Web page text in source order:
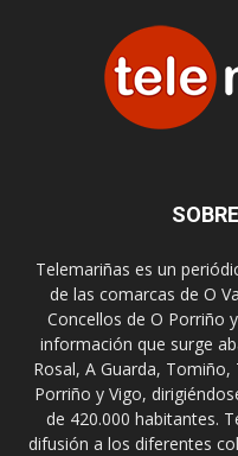
Telemariñas es un
de las comarcas de O
Concellos de O Porriño
información que surge
Rosal, A Guarda,
Porriño y Vigo,
de 420.000 habitantes.
difusión a los diferentes